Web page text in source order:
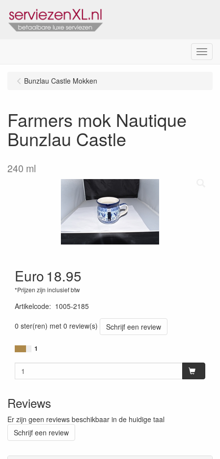
Menu
Bunzlau Castle Mokken
Farmers mok Nautique
Bunzlau Castle
240 ml
Euro18.95
*Prijzen zijn inclusief btw
Artikelcode: 1005-2185
0 ster(ren) met 0 review(s)
Schrijf een review
1
Reviews
Er zijn geen reviews beschikbaar in de huidige taal
Schrijf een review